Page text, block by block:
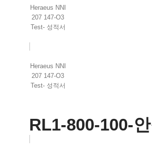
Heraeus NNI
207 147-O3
Test- 성적서
Heraeus NNI
207 147-O3
Test- 성적서
RL1-800-100-